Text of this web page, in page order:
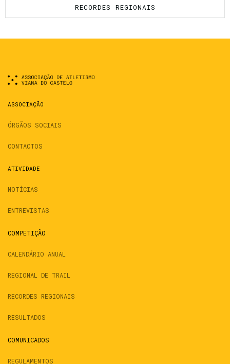
RECORDES REGIONAIS
ASSOCIAÇÃO
ÓRGÃOS SOCIAIS
CONTACTOS
ATIVIDADE
NOTÍCIAS
ENTREVISTAS
COMPETIÇÃO
CALENDÁRIO ANUAL
REGIONAL DE TRAIL
RECORDES REGIONAIS
RESULTADOS
COMUNICADOS
REGULAMENTOS